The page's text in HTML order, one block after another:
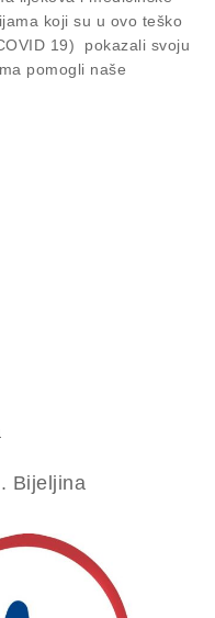
koji su u ovo teško
19) pokazali svoju
pomogli naše
Bijeljina